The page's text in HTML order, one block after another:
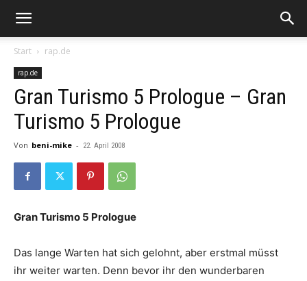
Start rap.de
rap.de
Gran Turismo 5 Prologue – Gran
Turismo 5 Prologue
Von beni-mike - 22. April 2008
Gran Turismo 5 Prologue
Das lange Warten hat sich gelohnt, aber erstmal müsst
ihr weiter warten. Denn bevor ihr den wunderbaren